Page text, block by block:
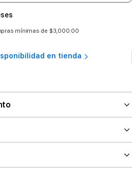
mínimas de $3,000.00
en tienda